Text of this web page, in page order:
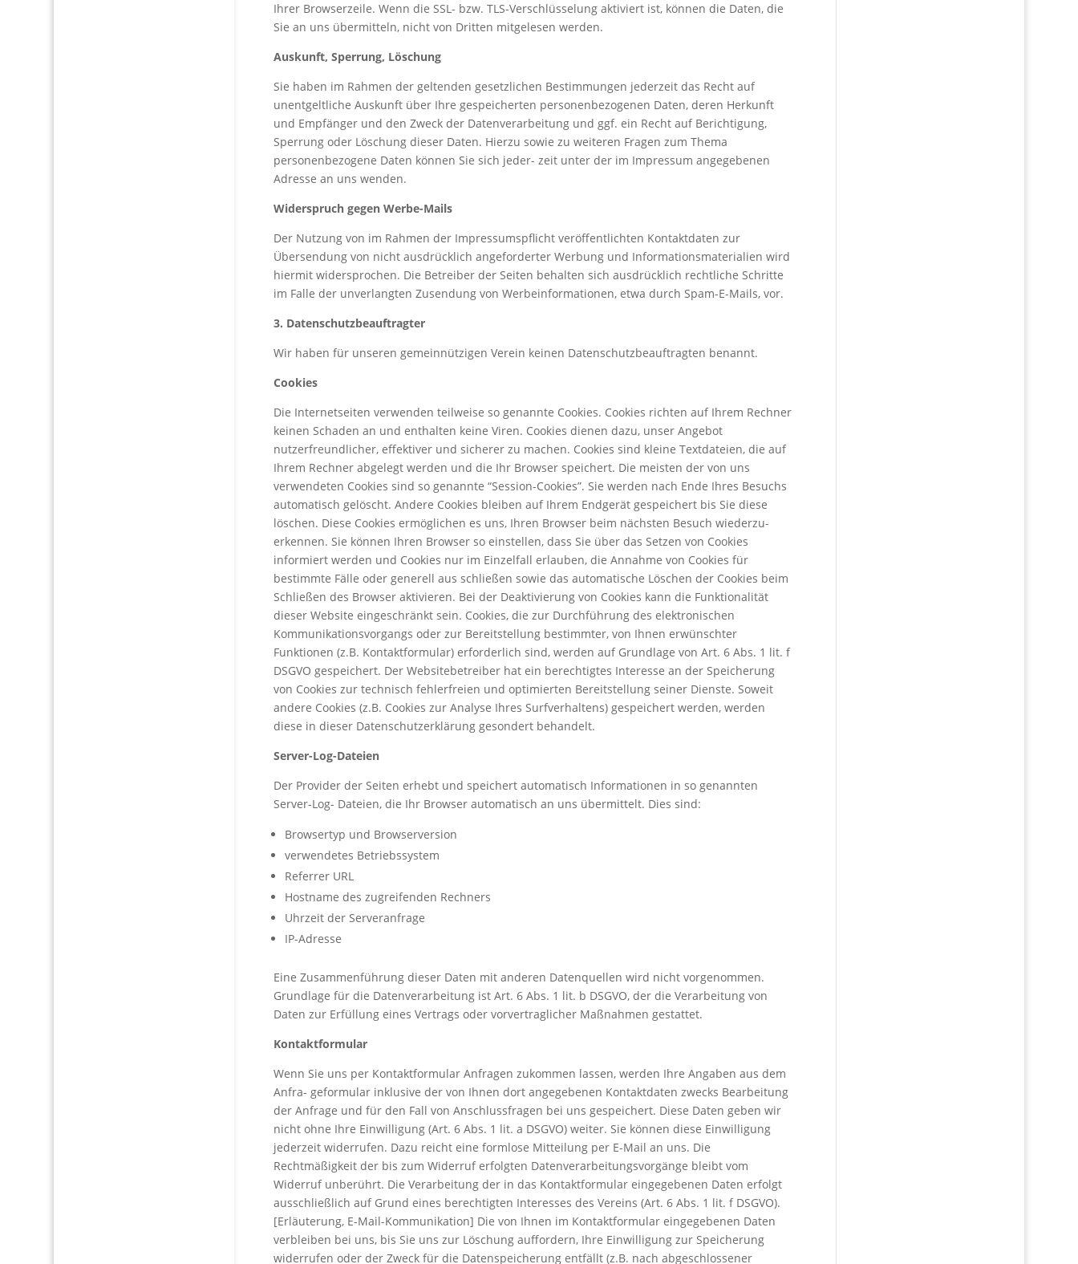
Ihrer Browserzeile. Wenn die SSL- bzw. TLS-Verschlüsselung aktiviert ist, können die Daten, die
Sie an uns übermitteln, nicht von Dritten mitgelesen werden.
Auskunft, Sperrung, Löschung
Sie haben im Rahmen der geltenden gesetzlichen Bestimmungen jederzeit das Recht auf
unentgeltliche Auskunft über Ihre gespeicherten personenbezogenen Daten, deren Herkunft
und Empfänger und den Zweck der Datenverarbeitung und ggf. ein Recht auf Berichtigung,
Sperrung oder Löschung dieser Daten. Hierzu sowie zu weiteren Fragen zum Thema
personenbezogene Daten können Sie sich jeder- zeit unter der im Impressum angegebenen
Adresse an uns wenden.
Widerspruch gegen Werbe-Mails
Der Nutzung von im Rahmen der Impressumspflicht veröffentlichten Kontaktdaten zur
Übersendung von nicht ausdrücklich angeforderter Werbung und Informationsmaterialien wird
hiermit widersprochen. Die Betreiber der Seiten behalten sich ausdrücklich rechtliche Schritte
im Falle der unverlangten Zusendung von Werbeinformationen, etwa durch Spam-E-Mails, vor.
3. Datenschutzbeauftragter
Wir haben für unseren gemeinnützigen Verein keinen Datenschutzbeauftragten benannt.
Cookies
Die Internetseiten verwenden teilweise so genannte Cookies. Cookies richten auf Ihrem Rechner
keinen Schaden an und enthalten keine Viren. Cookies dienen dazu, unser Angebot
nutzerfreundlicher, effektiver und sicherer zu machen. Cookies sind kleine Textdateien, die auf
Ihrem Rechner abgelegt werden und die Ihr Browser speichert. Die meisten der von uns
verwendeten Cookies sind so genannte “Session-Cookies”. Sie werden nach Ende Ihres Besuchs
automatisch gelöscht. Andere Cookies bleiben auf Ihrem Endgerät gespeichert bis Sie diese
löschen. Diese Cookies ermöglichen es uns, Ihren Browser beim nächsten Besuch wiederzu-
erkennen. Sie können Ihren Browser so einstellen, dass Sie über das Setzen von Cookies
informiert werden und Cookies nur im Einzelfall erlauben, die Annahme von Cookies für
bestimmte Fälle oder generell aus schließen sowie das automatische Löschen der Cookies beim
Schließen des Browser aktivieren. Bei der Deaktivierung von Cookies kann die Funktionalität
dieser Website eingeschränkt sein. Cookies, die zur Durchführung des elektronischen
Kommunikationsvorgangs oder zur Bereitstellung bestimmter, von Ihnen erwünschter
Funktionen (z.B. Kontaktformular) erforderlich sind, werden auf Grundlage von Art. 6 Abs. 1 lit. f
DSGVO gespeichert. Der Websitebetreiber hat ein berechtigtes Interesse an der Speicherung
von Cookies zur technisch fehlerfreien und optimierten Bereitstellung seiner Dienste. Soweit
andere Cookies (z.B. Cookies zur Analyse Ihres Surfverhaltens) gespeichert werden, werden
diese in dieser Datenschutzerklärung gesondert behandelt.
Server-Log-Dateien
Der Provider der Seiten erhebt und speichert automatisch Informationen in so genannten
Server-Log- Dateien, die Ihr Browser automatisch an uns übermittelt. Dies sind:
Browsertyp und Browserversion
verwendetes Betriebssystem
Referrer URL
Hostname des zugreifenden Rechners
Uhrzeit der Serveranfrage
IP-Adresse
Eine Zusammenführung dieser Daten mit anderen Datenquellen wird nicht vorgenommen.
Grundlage für die Datenverarbeitung ist Art. 6 Abs. 1 lit. b DSGVO, der die Verarbeitung von
Daten zur Erfüllung eines Vertrags oder vorvertraglicher Maßnahmen gestattet.
Kontaktformular
Wenn Sie uns per Kontaktformular Anfragen zukommen lassen, werden Ihre Angaben aus dem
Anfra- geformular inklusive der von Ihnen dort angegebenen Kontaktdaten zwecks Bearbeitung
der Anfrage und für den Fall von Anschlussfragen bei uns gespeichert. Diese Daten geben wir
nicht ohne Ihre Einwilligung (Art. 6 Abs. 1 lit. a DSGVO) weiter. Sie können diese Einwilligung
jederzeit widerrufen. Dazu reicht eine formlose Mitteilung per E-Mail an uns. Die
Rechtmäßigkeit der bis zum Widerruf erfolgten Datenverarbeitungsvorgänge bleibt vom
Widerruf unberührt. Die Verarbeitung der in das Kontaktformular eingegebenen Daten erfolgt
ausschließlich auf Grund eines berechtigten Interesses des Vereins (Art. 6 Abs. 1 lit. f DSGVO).
[Erläuterung, E-Mail-Kommunikation] Die von Ihnen im Kontaktformular eingegebenen Daten
verbleiben bei uns, bis Sie uns zur Löschung auffordern, Ihre Einwilligung zur Speicherung
widerrufen oder der Zweck für die Datenspeicherung entfällt (z.B. nach abgeschlossener